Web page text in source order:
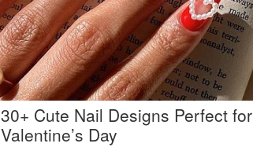
30+ Cute Nail Designs Perfect for
Valentine’s Day